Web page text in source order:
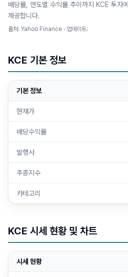
배당률, 연도별 수익률 추이까지 KCE 투자
제공합니다.
출처: Yahoo Finance · 업데이트:
KCE 기본 정보
기본 정보
현재가
배당수익률
발행사
추종지수
카테고리
KCE 시세 현황 및 차트
시세 현황